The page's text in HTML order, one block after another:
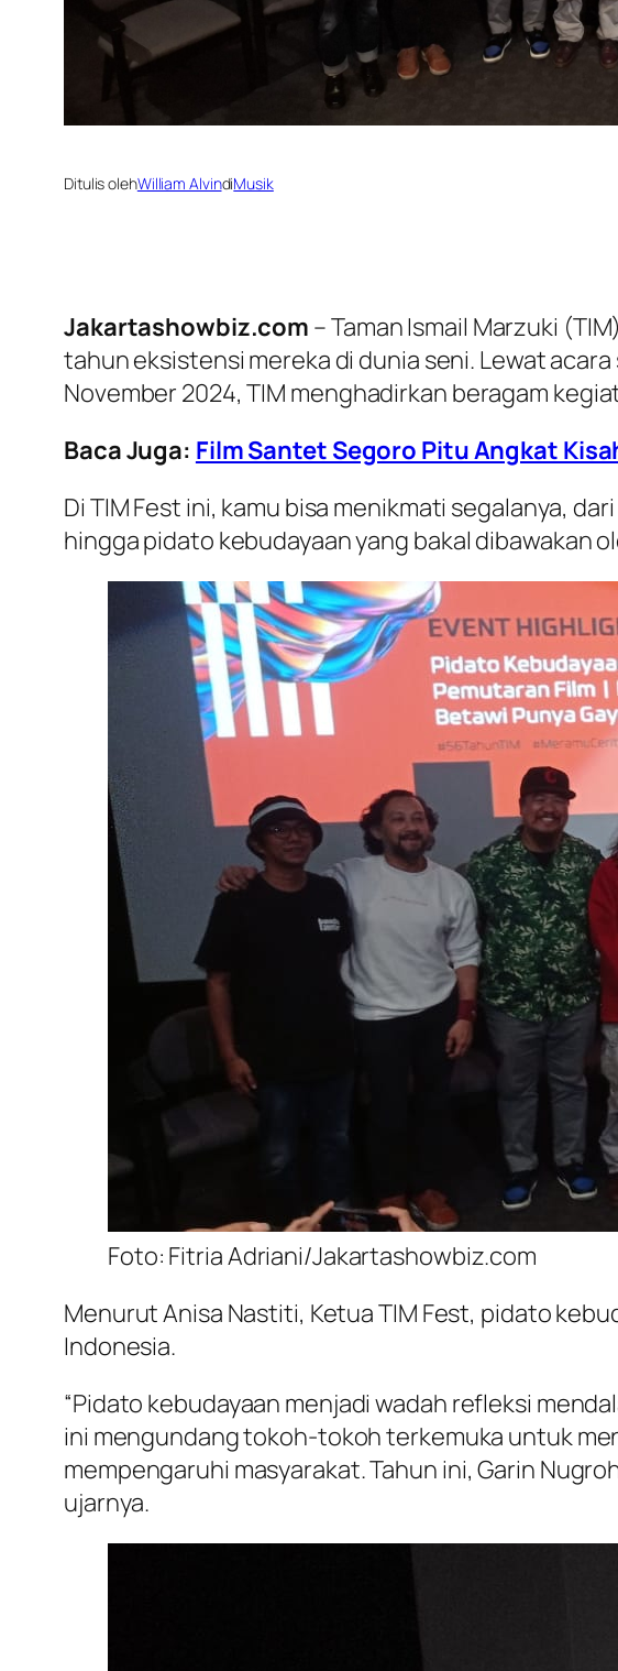
Ditulis olehWilliam AlvindiMusik
Jakartashowbiz.com – Taman Ismail Marzuki
tahun eksistensi mereka di dunia seni. Lewat
November 2024, TIM menghadirkan beragam
Baca Juga: Film Santet Segoro Pitu Angkat
Di TIM Fest ini, kamu bisa menikmati segalanya,
hingga pidato kebudayaan yang bakal dibawakan
Foto: Fitria Adriani/Jakartashowbiz.com
Menurut Anisa Nastiti, Ketua TIM Fest, pidato
Indonesia.
“Pidato kebudayaan menjadi wadah refleksi
ini mengundang tokoh-tokoh terkemuka untuk
mempengaruhi masyarakat. Tahun ini, Garin
ujarnya.